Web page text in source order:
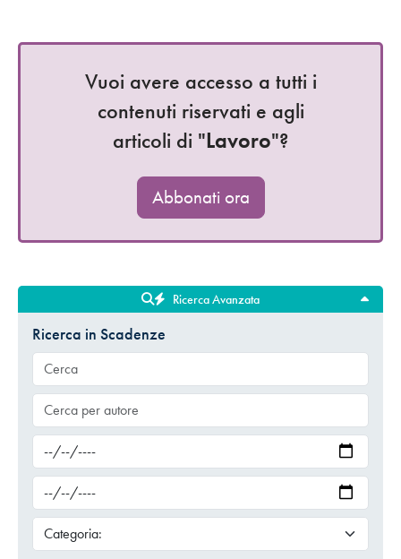
Vuoi avere accesso a tutti i
contenuti riservati e agli
articoli di "Lavoro"?
Abbonati ora
Ricerca Avanzata
Ricerca in Scadenze